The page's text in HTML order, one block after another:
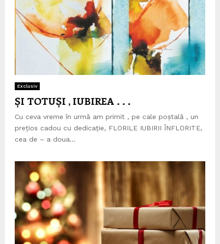
Exclusiv
ȘI TOTUȘI , IUBIREA . . .
Cu ceva vreme în urmă am primit , pe cale poștală , un
prețios cadou cu dedicație, FLORILE IUBIRII ÎNFLORITE,
cea de – a doua...